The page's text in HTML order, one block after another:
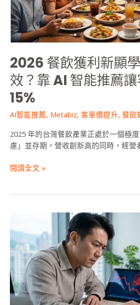
2026 餐飲獲利新顯
效？靠 AI 智能推薦
15%
AI智能推薦, Metabiz, 客單價提升, 餐飲
2025 年的台灣餐飲產業正處於一個極
慮」並存期。營收創新高的同時，經營
智
能
推
薦
客
單
價
暴
15%
閱讀全文 »
LINE
行
銷
災
難：
封
鎖